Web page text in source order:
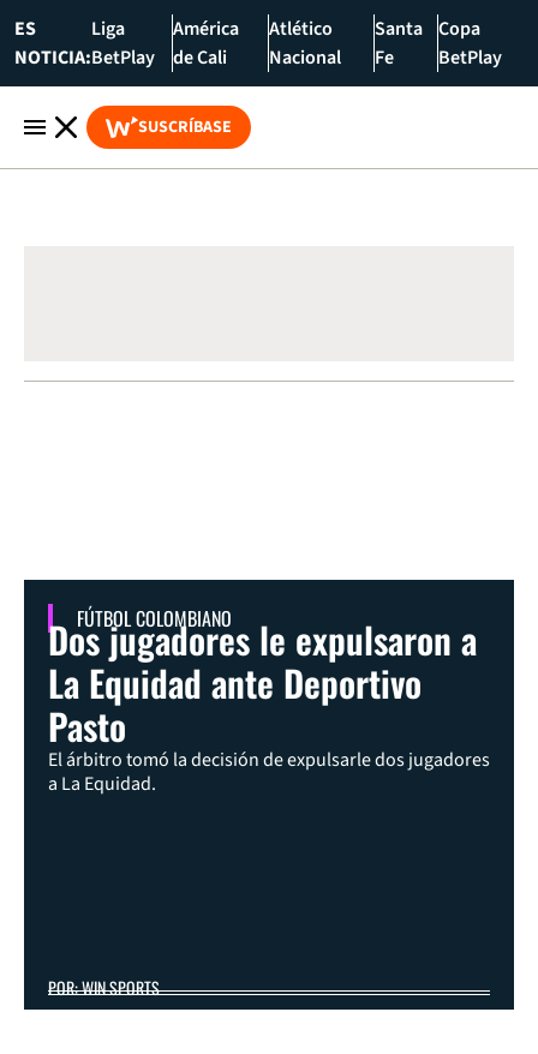
ES
NOTICIA:
Liga
BetPlay
América
de Cali
Atlético
Nacional
Santa
Fe
Copa
BetPlay
SUSCRÍBASE
FÚTBOL COLOMBIANO
Dos jugadores le expulsaron a
La Equidad ante Deportivo
Pasto
El árbitro tomó la decisión de expulsarle dos jugadores
a La Equidad.
POR: WIN SPORTS